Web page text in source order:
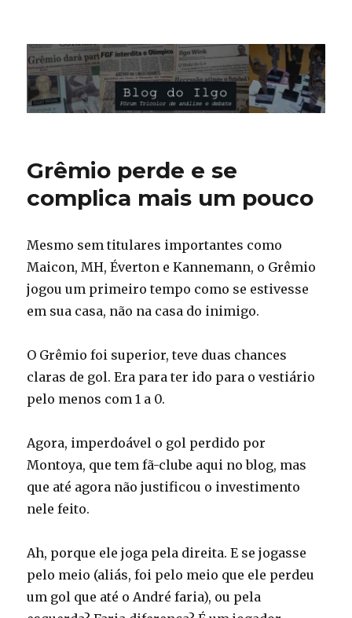
Blog do Ilgo Wink
Grêmio perde e se
complica mais um pouco
Mesmo sem titulares importantes como
Maicon, MH, Éverton e Kannemann, o Grêmio
jogou um primeiro tempo como se estivesse
em sua casa, não na casa do inimigo.
O Grêmio foi superior, teve duas chances
claras de gol. Era para ter ido para o vestiário
pelo menos com 1 a 0.
Agora, imperdoável o gol perdido por
Montoya, que tem fã-clube aqui no blog, mas
que até agora não justificou o investimento
nele feito.
Ah, porque ele joga pela direita. E se jogasse
pelo meio (aliás, foi pelo meio que ele perdeu
um gol que até o André faria), ou pela